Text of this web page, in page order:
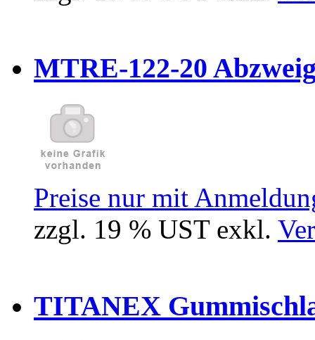
MTRE-122-20
Preise nur mit
zzgl. 19 % UST exkl.
TITANEX